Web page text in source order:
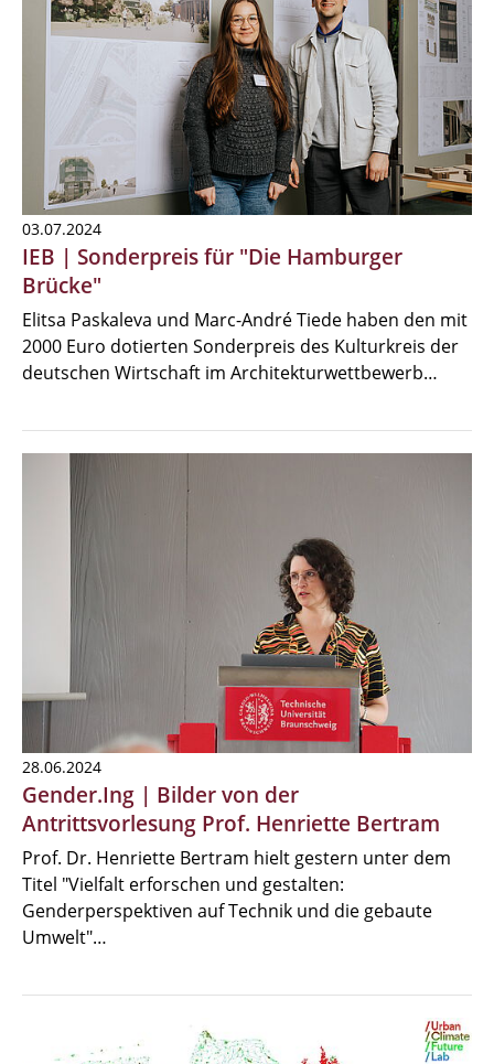
03.07.2024
IEB | Sonderpreis für "Die Hamburger
Brücke"
Elitsa Paskaleva und Marc-André Tiede haben den mit
2000 Euro dotierten Sonderpreis des Kulturkreis der
deutschen Wirtschaft im Architekturwettbewerb…
28.06.2024
Gender.Ing | Bilder von der
Antrittsvorlesung Prof. Henriette Bertram
Prof. Dr. Henriette Bertram hielt gestern unter dem
Titel "Vielfalt erforschen und gestalten:
Genderperspektiven auf Technik und die gebaute
Umwelt"…